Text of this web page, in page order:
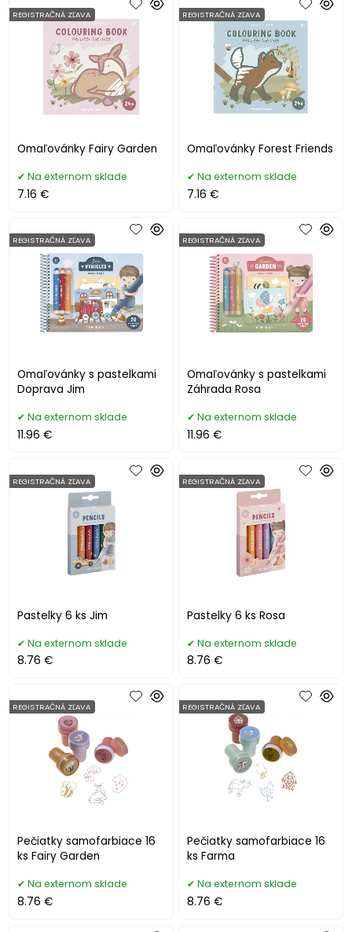
Omaľovánky Fairy Garden
REGISTRAČNÁ ZĽAVA
Na externom sklade
7.16 €
Omaľovánky Forest Friends
REGISTRAČNÁ ZĽAVA
Na externom sklade
7.16 €
Omaľovánky s pastelkami
Doprava Jim
REGISTRAČNÁ ZĽAVA
Na externom sklade
11.96 €
Omaľovánky s pastelkami
Záhrada Rosa
REGISTRAČNÁ ZĽAVA
Na externom sklade
11.96 €
Pastelky 6 ks Jim
REGISTRAČNÁ ZĽAVA
Na externom sklade
8.76 €
Pastelky 6 ks Rosa
REGISTRAČNÁ ZĽAVA
Na externom sklade
8.76 €
Pečiatky samofarbiace 16
ks Fairy Garden
REGISTRAČNÁ ZĽAVA
Na externom sklade
8.76 €
Pečiatky samofarbiace 16
ks Farma
REGISTRAČNÁ ZĽAVA
Na externom sklade
8.76 €